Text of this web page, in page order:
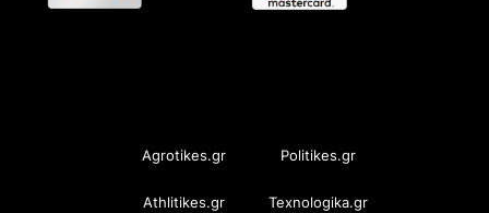
Agrotikes.gr Politikes.gr
Athlitikes.gr Texnologika.gr